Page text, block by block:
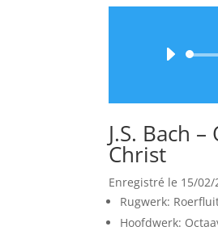
J.S. Bach
Christ
Enregistré le 15/
Rugwerk:
Hoofdwerk: